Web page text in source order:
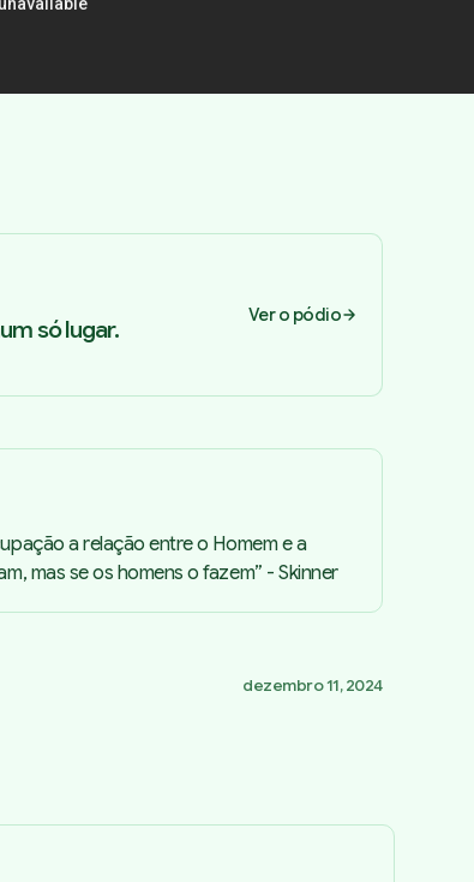
só lugar. Ver o pódio
a relação entre o Homem e a
mas se os homens o fazem” - Skinner
dezembro 11, 2024